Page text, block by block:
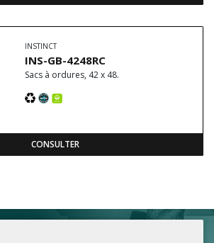
INSTINCT
INS-GB-4248RC
Sacs à ordures, 42 x 48.
CONSULTER